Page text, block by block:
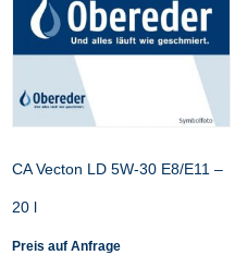
CA Vecton LD 5W-30 E8/E11 –
20 l
Preis auf Anfrage